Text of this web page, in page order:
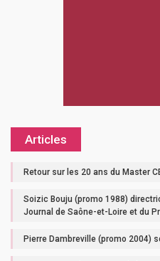
Articles
Retour sur les 20 ans du Master
Soizic Bouju (promo 1988)
Journal de Saône-et-Loire et du
Pierre Dambreville (promo 2004)